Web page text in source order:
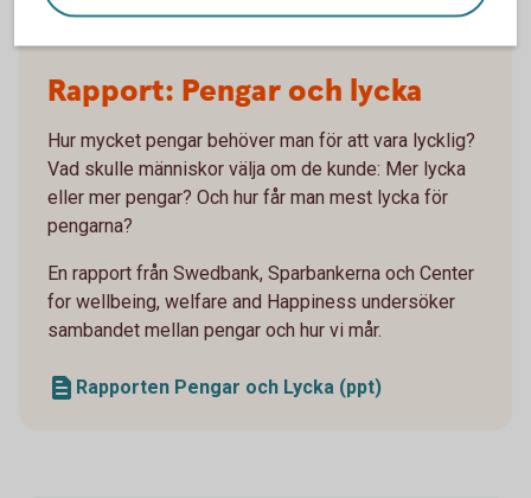
Rapport: Pengar och lycka
Hur mycket pengar behöver man för att vara lycklig?
Vad skulle människor välja om de kunde: Mer lycka
eller mer pengar? Och hur får man mest lycka för
pengarna?
En rapport från Swedbank, Sparbankerna och Center
for wellbeing, welfare and Happiness undersöker
sambandet mellan pengar och hur vi mår.
Rapporten Pengar och Lycka (ppt)